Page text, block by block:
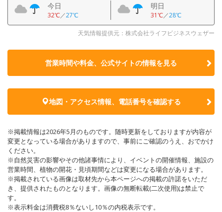
今日
32℃／27℃
明日
31℃／28℃
天気情報提供元：株式会社ライフビジネスウェザー
営業時間や料金、公式サイトの情報を見る
地図・アクセス情報、電話番号を確認する
※掲載情報は2026年5月のものです。随時更新をしておりますが内容が
変更となっている場合がありますので、事前にご確認のうえ、おでかけ
ください。
※自然災害の影響やその他諸事情により、イベントの開催情報、施設の
営業時間、植物の開花・見頃期間などは変更になる場合があります。
※掲載されている画像は取材先から本ページへの掲載の許諾をいただ
き、提供されたものとなります。画像の無断転載(二次使用)は禁止で
す。
※表示料金は消費税8％ないし10％の内税表示です。